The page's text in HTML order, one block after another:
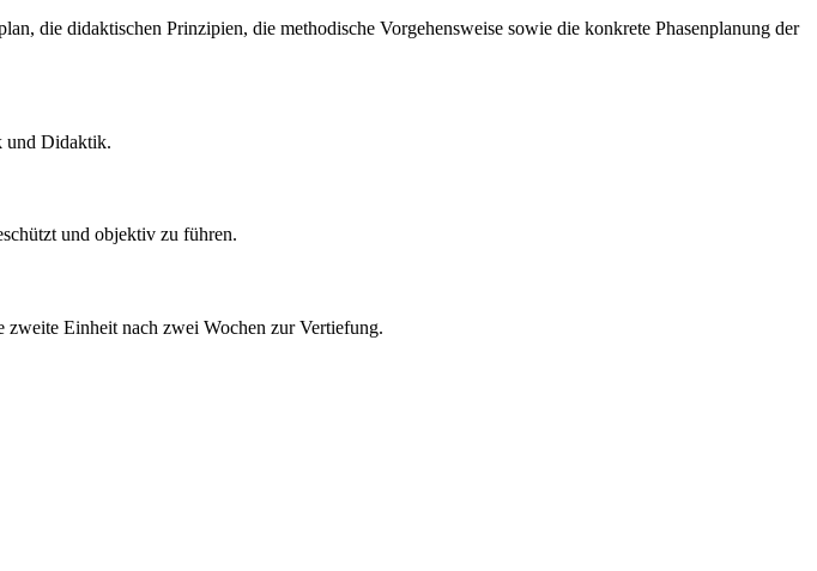
die didaktischen Prinzipien, die methodische Vorgehensweise sowie die konkrete Phasenplanung der
und Didaktik.
und objektiv zu führen.
zweite Einheit nach zwei Wochen zur Vertiefung.